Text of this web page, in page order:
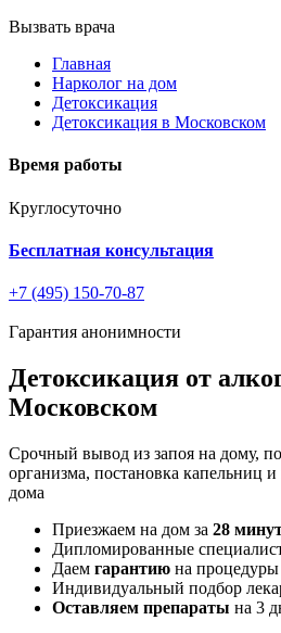
Вызвать врача
Главная
Нарколог на дом
Детоксикация
Детоксикация в Московском
Время работы
Круглосуточно
Бесплатная консультация
+7 (495) 150-70-87
Гарантия анонимности
Детоксикация от
Московском
Срочный вывод из запоя на дому,
организма, постановка капельниц
дома
Приезжаем на дом за 28
Дипломированные
Даем гарантию на процедуры
Индивидуальный подбор
Оставляем препараты на 3